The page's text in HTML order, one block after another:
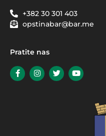
+382 30 301 403
opstinabar@bar.me
Pratite nas